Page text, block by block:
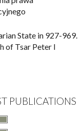
and...
and Witnesses of
Life?
Man?
and Media
State in 927-969.
of Tsar Peter I
PUBLICATIONS